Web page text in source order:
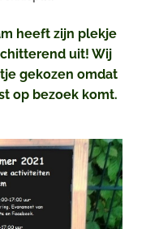
heeft zijn plekje
uit! Wij
gekozen omdat
op bezoek komt.